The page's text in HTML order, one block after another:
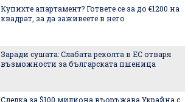
Купихте апартамент? Гответе се за до €1200 на
квадрат, за да заживеете в него
Заради сушата: Слабата реколта в ЕС отваря
възможности за българската пшеница
Сделка за $100 милиона въоръжава Украйна с